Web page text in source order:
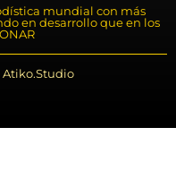
mundial con más
en desarrollo que en los
Atiko.Studio